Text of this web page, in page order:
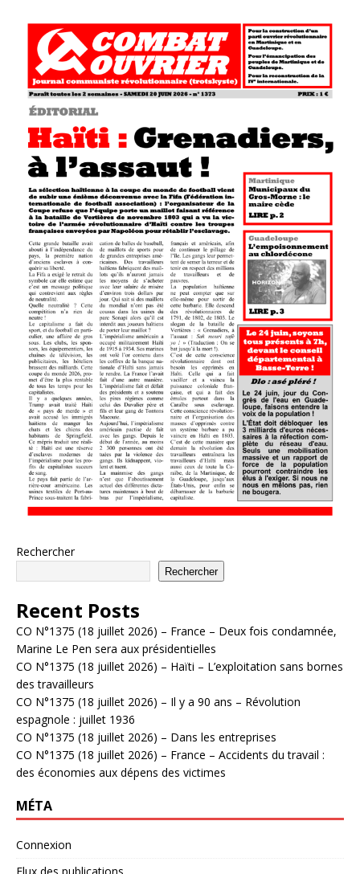
Rechercher
Rechercher
Recent Posts
CO N°1375 (18 juillet 2026) – France – Deux fois condamnée,
Marine Le Pen sera aux présidentielles
CO N°1375 (18 juillet 2026) – Haïti – L’exploitation sans bornes
des travailleurs
CO N°1375 (18 juillet 2026) – Il y a 90 ans – Révolution
espagnole : juillet 1936
CO N°1375 (18 juillet 2026) – Dans les entreprises
CO N°1375 (18 juillet 2026) – France – Accidents du travail :
des économies aux dépens des victimes
MÉTA
Connexion